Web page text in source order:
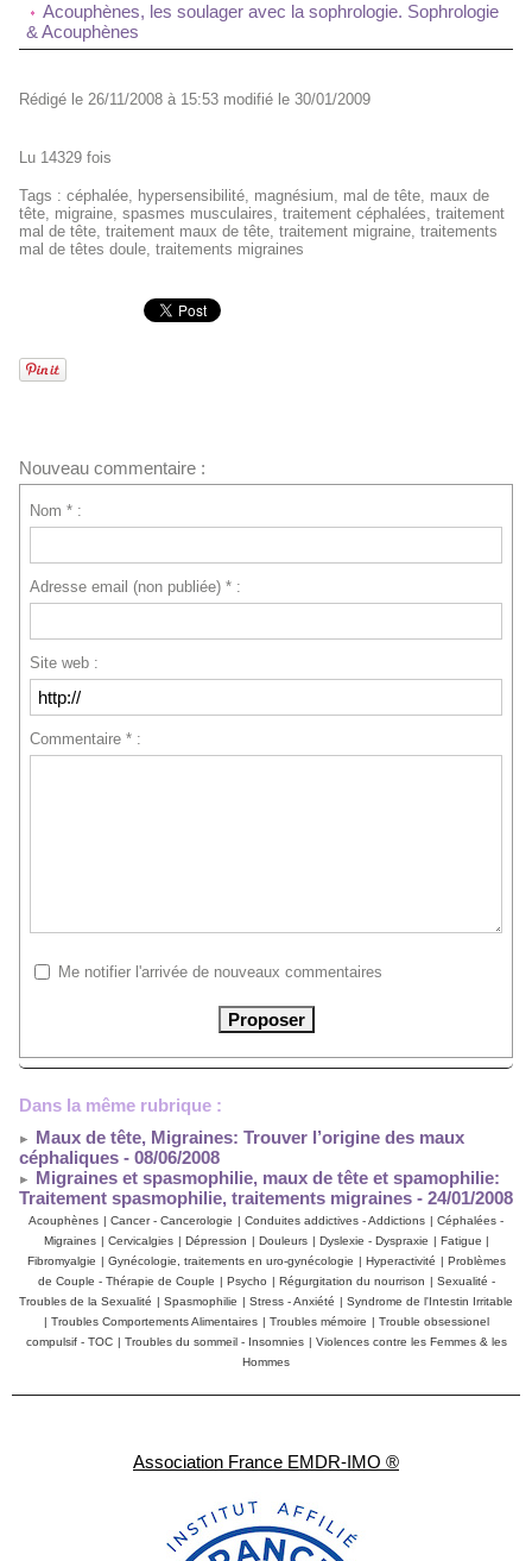
Association France EMDR-IMO ®
Acouphènes, les soulager avec la sophrologie. Sophrologie
& Acouphènes
Rédigé le 26/11/2008 à 15:53 modifié le 30/01/2009
Lu 14329 fois
Tags : céphalée, hypersensibilité, magnésium, mal de tête, maux de
tête, migraine, spasmes musculaires, traitement céphalées, traitement
mal de tête, traitement maux de tête, traitement migraine, traitements
mal de têtes doule, traitements migraines
Nouveau commentaire :
Nom * :
Adresse email (non publiée) * :
Site web :
Commentaire * :
Me notifier l'arrivée de nouveaux commentaires
Dans la même rubrique :
Maux de tête, Migraines: Trouver l’origine des maux
céphaliques - 08/06/2008
Migraines et spasmophilie, maux de tête et spamophilie:
Traitement spasmophilie, traitements migraines - 24/01/2008
Acouphènes | Cancer - Cancerologie | Conduites addictives - Addictions | Céphalées -
Migraines | Cervicalgies | Dépression | Douleurs | Dyslexie - Dyspraxie | Fatigue |
Fibromyalgie | Gynécologie, traitements en uro-gynécologie | Hyperactivité | Problèmes
de Couple - Thérapie de Couple | Psycho | Régurgitation du nourrison | Sexualité -
Troubles de la Sexualité | Spasmophilie | Stress - Anxiété | Syndrome de l'Intestin Irritable
| Troubles Comportements Alimentaires | Troubles mémoire | Trouble obsessionel
compulsif - TOC | Troubles du sommeil - Insomnies | Violences contre les Femmes & les
Hommes